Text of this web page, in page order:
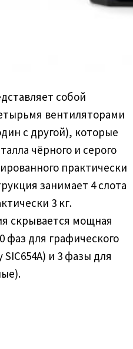
собой
вентиляторами
с другой), которые
чёрного и серого
практически
занимает 4 слота
3 кг.
скрывается мощная
фаз для графического
и 3 фазы для